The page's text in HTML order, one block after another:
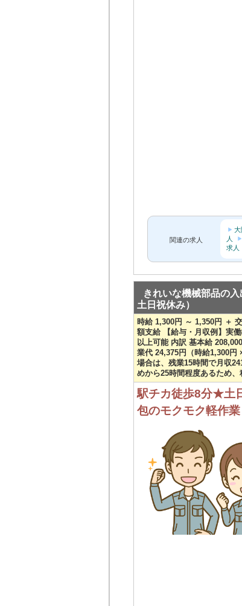
関連の求人
大
人
求人
きれいな機械部品の
土日祝休み）
時給 1,300円 ～ 1,350円 ＋
額支給 【給与・月収例】実
以上可能 内訳 基本給
業代 24,375円（時給1,300
場合は、残業15時間で月収
めから25時間程度あるため、
駅チカ徒歩8分★土
包のモクモク軽作